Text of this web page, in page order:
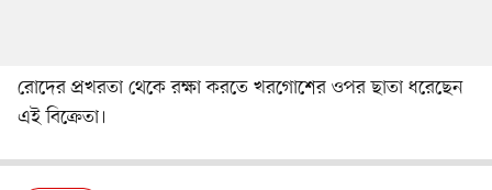
রোদের প্রখরতা থেকে রক্ষা করতে খরগোশের ওপর ছাতা ধরেছেন
এই বিক্রেতা।